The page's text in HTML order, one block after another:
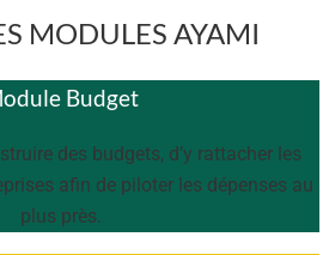
MODULES AYAMI
Budget
des budgets, d’y rattacher les
afin de piloter les dépenses au
plus près.